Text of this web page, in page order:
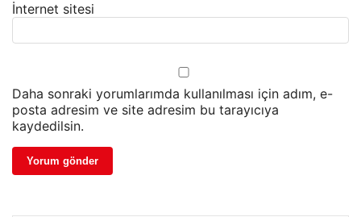
İnternet sitesi
Daha sonraki yorumlarımda kullanılması için adım, e-
posta adresim ve site adresim bu tarayıcıya
kaydedilsin.